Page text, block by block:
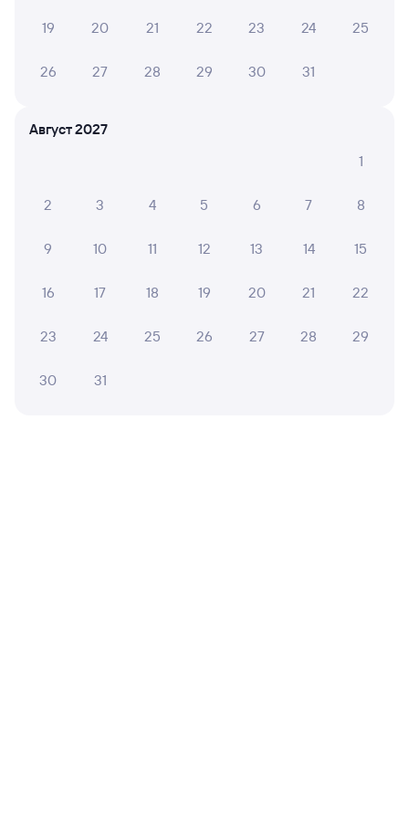
А ещё здесь можно найти
Павелецкую
Авиабилеты Орёл — Москва
Аренда авто в Москве
19 20 21 22 23 24 25
26 27 28 29 30 31
Август 2027
1
2 3 4 5 6 7 8
9 10 11 12 13 14 15
16 17 18 19 20 21 22
23 24 25 26 27 28 29
30 31